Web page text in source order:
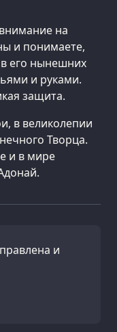
на
и понимаете,
в его нынешних
и руками.
защита.
в великолепии
Творца.
и в мире
и